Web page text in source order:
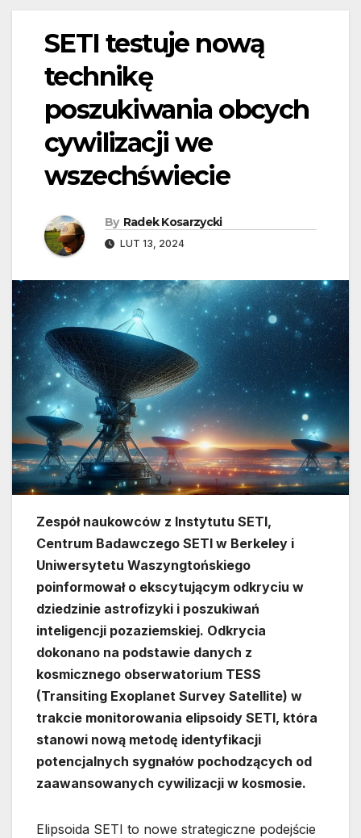
SETI testuje nową
technikę
poszukiwania obcych
cywilizacji we
wszechświecie
By Radek Kosarzycki
LUT 13, 2024
Zespół naukowców z Instytutu SETI,
Centrum Badawczego SETI w Berkeley i
Uniwersytetu Waszyngtońskiego
poinformował o ekscytującym odkryciu w
dziedzinie astrofizyki i poszukiwań
inteligencji pozaziemskiej. Odkrycia
dokonano na podstawie danych z
kosmicznego obserwatorium TESS
(Transiting Exoplanet Survey Satellite) w
trakcie monitorowania elipsoidy SETI, która
stanowi nową metodę identyfikacji
potencjalnych sygnałów pochodzących od
zaawansowanych cywilizacji w kosmosie.
Elipsoida SETI to nowe strategiczne podejście